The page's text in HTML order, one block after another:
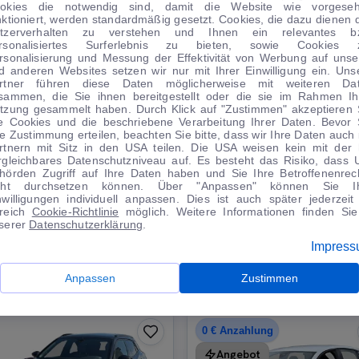
WIRTSCHAFT WOHNMOBILE
TIPPS VOM AUTOMARKT
0 € Anzahlung
Angebot
die notwendig sind, damit die Website wie
werden standardmäßig gesetzt. Cookies, die dazu dienen
zu verstehen und Ihnen ein relevantes
Surferlebnis zu bieten, sowie Cookies
und Messung der Effektivität von Werbung auf
anderen Websites setzen wir nur mit Ihrer Einwilligung ein.
führen diese Daten möglicherweise mit weiteren
die Sie ihnen bereitgestellt oder die sie im Rahmen
gesammelt haben. Durch Klick auf "Zustimmen" akzeptieren
Cookies und die beschriebene Verarbeitung Ihrer Daten. Bevor
Zustimmung erteilen, beachten Sie bitte, dass wir Ihre Daten auch
mit Sitz in den USA teilen. Die USA weisen kein mit der
Datenschutzniveau auf. Es besteht das Risiko, dass
Zugriff auf Ihre Daten haben und Sie Ihre
durchsetzen können. Über "Anpassen" können Sie
individuell anpassen. Dies ist auch später jederzeit
Cookie-Richtlinie möglich. Weitere Informationen finden
Datenschutzerklärung
Anpassen Zustimmen